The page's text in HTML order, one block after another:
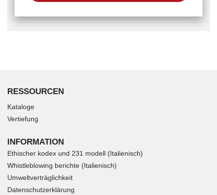
RESSOURCEN
Kataloge
Vertiefung
INFORMATION
Ethischer kodex und 231 modell (Italienisch)
Whistleblowing berichte (Italienisch)
Umweltverträglichkeit
Datenschutzerklärung